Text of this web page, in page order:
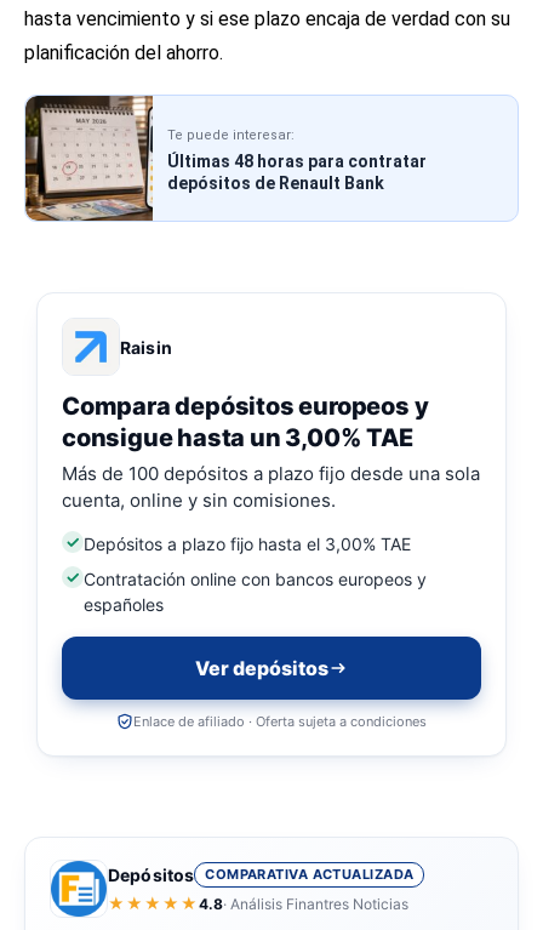
hasta vencimiento y si ese plazo encaja de verdad con su
planificación del ahorro.
Te puede interesar:
Últimas 48 horas para contratar
depósitos de Renault Bank
Raisin
Compara depósitos europeos y
consigue hasta un 3,00% TAE
Más de 100 depósitos a plazo fijo desde una sola
cuenta, online y sin comisiones.
Depósitos a plazo fijo hasta el 3,00% TAE
Contratación online con bancos europeos y
españoles
Ver depósitos
Enlace de afiliado · Oferta sujeta a condiciones
Depósitos COMPARATIVA ACTUALIZADA
★★★★★ 4.8· Análisis Finantres Noticias